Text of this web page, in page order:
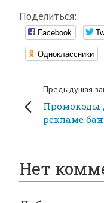
Поделиться:
Facebook
Одноклассники
Предыдущая
Промокоды
рекламе
Нет